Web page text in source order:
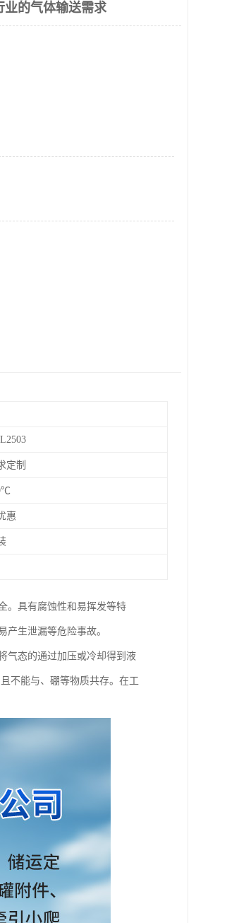
业的气体输送需求
定制
惠
。具有腐蚀性和易挥发等特
生泄漏等危险事故。
气态的通过加压或冷却得到液
不能与、硼等物质共存。在工